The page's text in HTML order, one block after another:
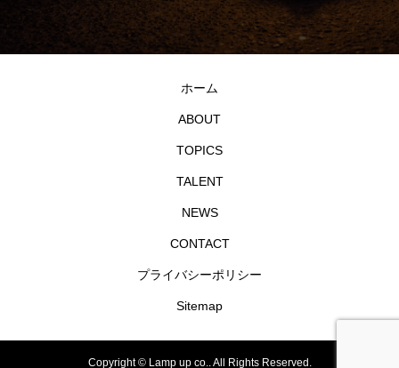
ホーム
ABOUT
TOPICS
TALENT
NEWS
CONTACT
プライバシーポリシー
Sitemap
Copyright ©Lamp up co.. All Rights Reserved.